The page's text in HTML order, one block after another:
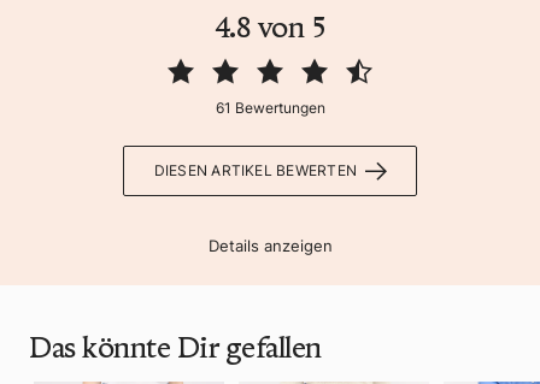
4.8 von 5
61 Bewertungen
DIESEN ARTIKEL BEWERTEN
Details anzeigen
Das könnte Dir gefallen